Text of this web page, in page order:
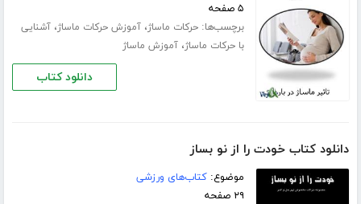
۵ صفحه
برچسب‌ها:حرکات ماساژ،آموزش حرکات ماساژ،آشنایی
با حرکات ماساژ،آموزش ماساژ
دانلود کتاب
دانلود کتاب خودت را از نو بساز
موضوع:کتاب‌های ورزشی
۲۹ صفحه